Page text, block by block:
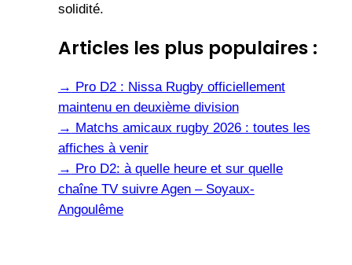
solidité.
Articles les plus populaires :
→ Pro D2 : Nissa Rugby officiellement
maintenu en deuxième division
→ Matchs amicaux rugby 2026 : toutes les
affiches à venir
→ Pro D2: à quelle heure et sur quelle
chaîne TV suivre Agen – Soyaux-
Angoulême